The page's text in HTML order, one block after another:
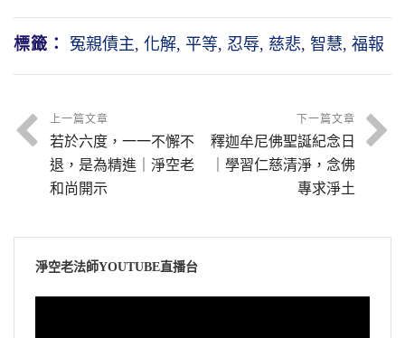
標籤： 冤親債主, 化解, 平等, 忍辱, 慈悲, 智慧, 福報
上一篇文章
若於六度，一一不懈不
退，是為精進｜淨空老
和尚開示
下一篇文章
釋迦牟尼佛聖誕紀念日
｜學習仁慈清淨，念佛
專求淨土
淨空老法師YOUTUBE直播台